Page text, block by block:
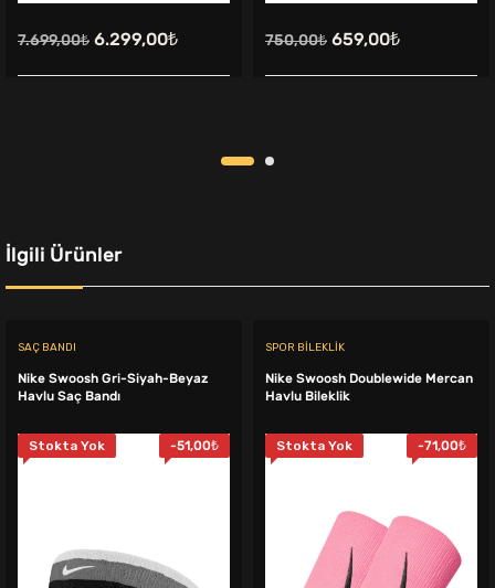
7.699,00₺ Orijinal
fiyat:
6.299,00₺Şu
andaki
750,00₺ Orijinal
fiyat:
659,00₺Şu
andaki
İlgili Ürünler
SAÇ BANDI
Nike Swoosh Gri-Siyah-Beyaz
Havlu Saç Bandı
Stokta Yok -51,00₺
SPOR BILEKLIK
Nike Swoosh Doublewide Mercan
Havlu Bileklik
Stokta Yok -71,00₺